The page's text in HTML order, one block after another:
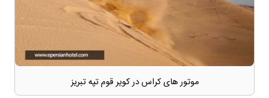
موتور های کراس در کویر قوم تپه تبریز